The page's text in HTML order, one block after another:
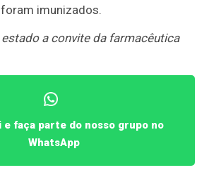
imunizados.
a convite da farmacêutica
e faça parte do nosso grupo no
WhatsApp